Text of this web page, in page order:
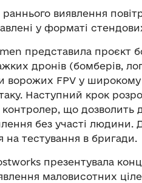
виявлення
у форматі
представила проєкт
дронів (бомберів,
ворожих FPV у
Наступний крок
що дозволить
без участі людини.
на тестування в бригади.
презентувала
маловисотних